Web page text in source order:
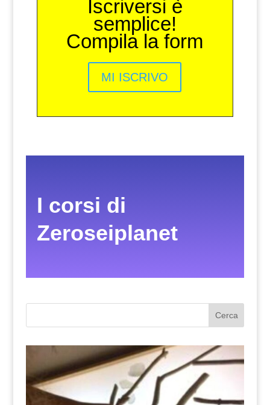
Iscriversi è
semplice!
Compila la form
MI ISCRIVO
I corsi di
Zeroseiplanet
Cerca